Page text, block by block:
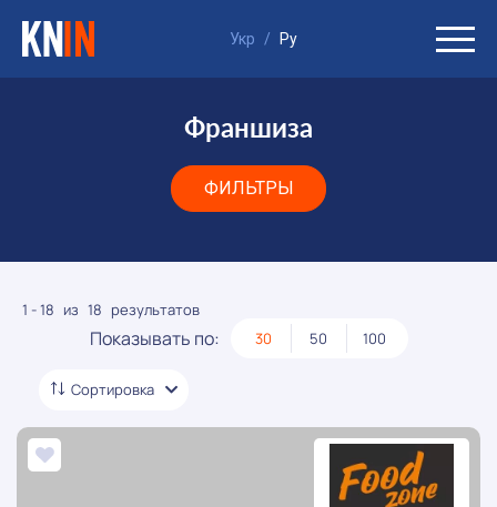
Укр / Ру
Франшиза
ФИЛЬТРЫ
1 - 18 из 18 результатов
Показывать по: 30 50 100
Сортировка